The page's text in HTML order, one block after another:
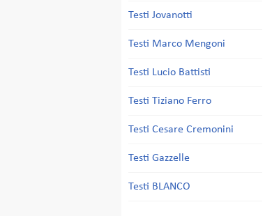
Testi Jovanotti
Testi Marco Mengoni
Testi Lucio Battisti
Testi Tiziano Ferro
Testi Cesare Cremonini
Testi Gazzelle
Testi BLANCO